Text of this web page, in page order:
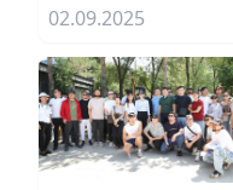
02.09.2025